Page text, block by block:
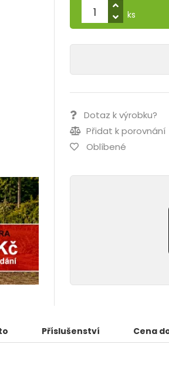
ks
Dotaz k výrobku?
Přidat k porovnání
Oblíbené
Příslušenství Cena